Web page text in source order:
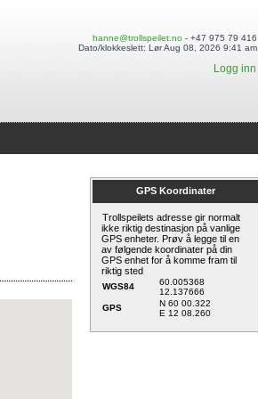
hanne@trollspeilet.no - +47 975 79 416
Dato/klokkeslett: Lør Aug 08, 2026 9:41 am
Logg inn
GPS Koordinater
Trollspeilets adresse gir normalt
ikke riktig destinasjon på vanlige
GPS enheter. Prøv å legge til en
av følgende koordinater på din
GPS enhet for å komme fram til
riktig sted
WGS84
60.005368
12.137666
GPS
N 60 00.322
E 12 08.260